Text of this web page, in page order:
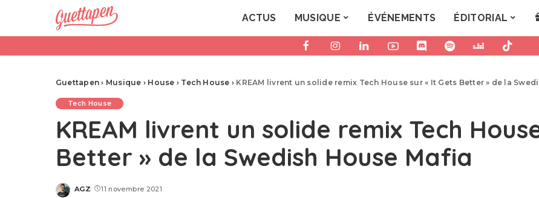
ACTUS MUSIQUE ÉVÉNEMENTS ÉDITORIAL
Guettapen › Musique › House › Tech House › KREAM livrent un solide remix Tech House sur « It Gets Better » de la
Tech House
KREAM livrent un solide remix Tech
Better » de la Swedish House Mafia
Posted
AGZ 11 novembre 2021